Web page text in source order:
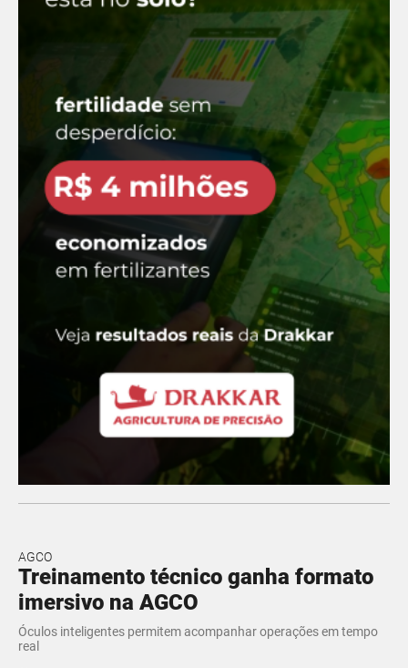
AGCO
Treinamento técnico ganha formato
imersivo na AGCO
Óculos inteligentes permitem acompanhar operações em tempo
real